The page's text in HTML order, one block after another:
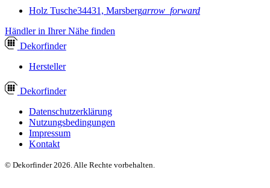
Holz Tusche34431, Marsbergarrow_forward
Händler in Ihrer Nähe finden
Dekorfinder
Hersteller
Dekorfinder
Datenschutzerklärung
Nutzungsbedingungen
Impressum
Kontakt
© Dekorfinder 2026. Alle Rechte vorbehalten.